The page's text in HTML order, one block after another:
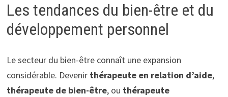
Les tendances du bien-être et du
développement personnel
Le secteur du bien-être connaît une expansion
considérable. Devenir thérapeute en relation d’aide,
thérapeute de bien-être, ou thérapeute